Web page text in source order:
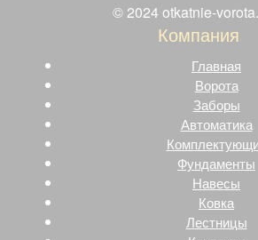
© 2024 otkatnie-
Компания
Главная
Ворота
Заборы
Автоматика
Фундаменты
Навесы
Ковка
Лестницы